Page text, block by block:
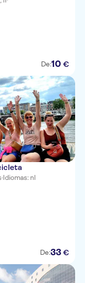
De:10 €
·Idiomas: nl
De:33 €